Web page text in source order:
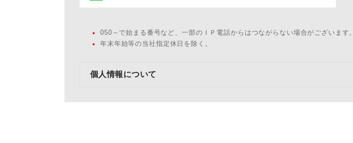
050～で始まる番号など、一部のＩＰ電話からはつながらない場合がございます。
年末年始等の当社指定休日を除く。
個人情報について